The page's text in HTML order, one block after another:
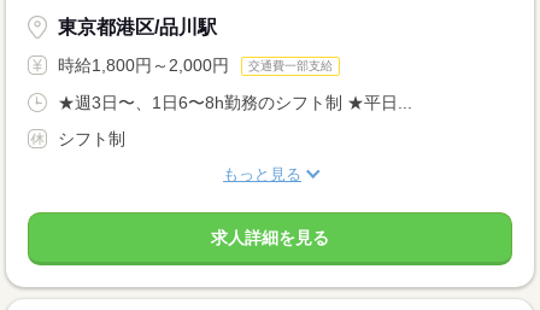
東京都港区/品川駅
時給1,800円～2,000円 交通費一部支給
★週3日〜、1日6〜8h勤務のシフト制 ★平日...
シフト制
もっと見る
求人詳細を見る